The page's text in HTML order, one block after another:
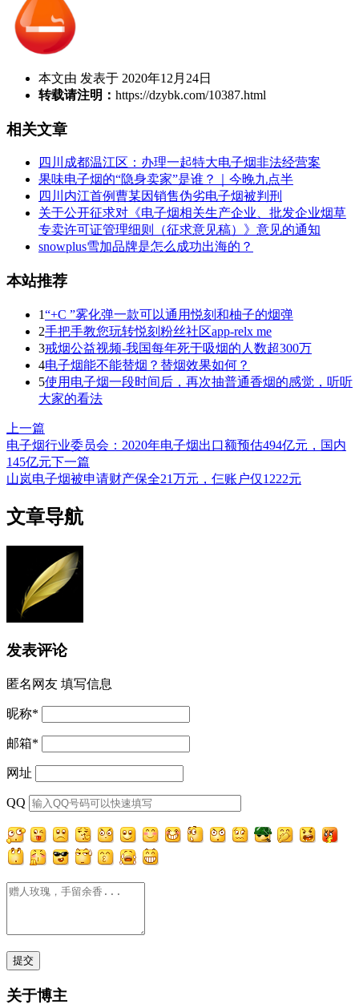
本文由 发表于 2020年12月24日
转载请注明： https://dzybk.com/10387.html
相关文章
四川成都温江区：办理一起特大电子烟非法经营案
果味电子烟的“隐身卖家”是谁？｜今晚九点半
四川内江首例曹某因销售伪劣电子烟被判刑
关于公开征求对《电子烟相关生产企业、批发企业烟草
专卖许可证管理细则（征求意见稿）》意见的通知
snowplus雪加品牌是怎么成功出海的？
本站推荐
1“+C ”雾化弹一款可以通用悦刻和柚子的烟弹
2手把手教您玩转悦刻粉丝社区app-relx me
3戒烟公益视频-我国每年死于吸烟的人数超300万
4电子烟能不能替烟？替烟效果如何？
5使用电子烟一段时间后，再次抽普通香烟的感觉，听听
大家的看法
上一篇
电子烟行业委员会：2020年电子烟出口额预估494亿元，国内
145亿元下一篇
山岚电子烟被申请财产保全21万元，仨账户仅1222元
文章导航
发表评论
匿名网友 填写信息
昵称*
邮箱*
网址
QQ
关于博主